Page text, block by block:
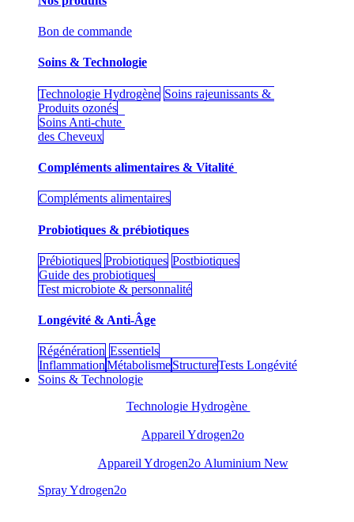
Bon de commande
Soins & Technologie
Technologie Hydrogène Soins rajeunissants &
Produits ozonés
Soins Anti-chute
des Cheveux
Compléments alimentaires & Vitalité
Compléments alimentaires
Probiotiques & prébiotiques
Prébiotiques Probiotiques Postbiotiques
Guide des probiotiques
Test microbiote & personnalité
Longévité & Anti-Âge
Régénération Essentiels
InflammationMétabolismeStructureTests Longévité
Soins & Technologie
Technologie Hydrogène
Appareil Ydrogen2o
Appareil Ydrogen2o Aluminium New
​Spray Ydrogen2o